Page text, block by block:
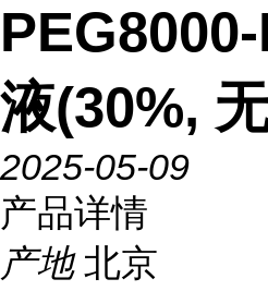
液(30%,
2025-05-09
产品详情
产地 北京